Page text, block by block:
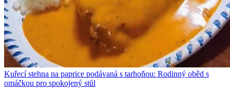
Kuřecí stehna na paprice podávaná s tarhoňou: Rodinný oběd s
omáčkou pro spokojený stůl